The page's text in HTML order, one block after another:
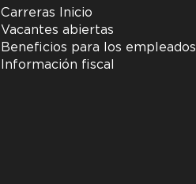
Carreras Inicio
Vacantes abiertas
Beneficios para los empleados
Información fiscal